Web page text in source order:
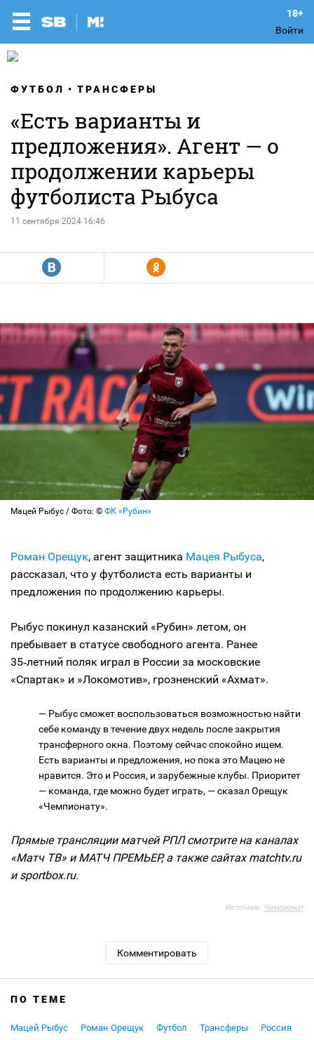
Войти
ФУТБОЛ ТРАНСФЕРЫ
«Есть варианты и
предложения». Агент — о
продолжении карьеры
футболиста Рыбуса
11 сентября 2024 16:46
R Y
Мацей Рыбус / Фото: © ФК «Рубин»
Роман Орещук, агент защитника Мацея Рыбуса,
рассказал, что у футболиста есть варианты и
предложения по продолжению карьеры.
Рыбус покинул казанский «Рубин» летом, он
пребывает в статусе свободного агента. Ранее
35‑летний поляк играл в России за московские
«Спартак» и »Локомотив», грозненский «Ахмат».
— Рыбус сможет воспользоваться возможностью найти
себе команду в течение двух недель после закрытия
трансферного окна. Поэтому сейчас спокойно ищем.
Есть варианты и предложения, но пока это Мацею не
нравится. Это и Россия, и зарубежные клубы. Приоритет
— команда, где можно будет играть, — сказал Орещук
«Чемпионату».
Прямые трансляции матчей РПЛ смотрите на каналах
«Матч ТВ» и МАТЧ ПРЕМЬЕР, а также сайтах matchtv.ru
и sportbox.ru.
Источник: Чемпионат
Комментировать
ПО ТЕМЕ
Мацей Рыбус Роман Орещук Футбол Трансферы
Россия